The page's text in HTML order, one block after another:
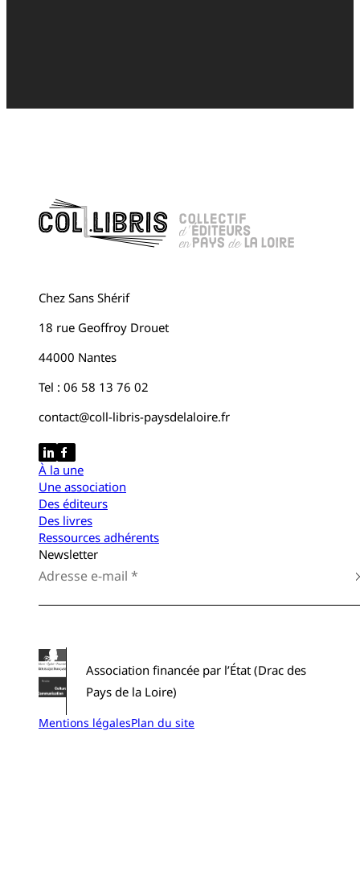
Chez Sans Shérif
18 rue Geoffroy Drouet
44000 Nantes
Tel : 06 58 13 76 02
contact@coll-libris-paysdelaloire.fr
À la une
Une association
Des éditeurs
Des livres
Ressources adhérents
Newsletter
Association financée par l’État (Drac des
Pays de la Loire)
Mentions légalesPlan du site